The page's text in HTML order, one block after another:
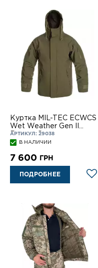
Куртка MIL-TEC ECWCS
Wet Weather Gen II
Ranger Green
АРТИКУЛ: 29038
В НАЛИЧИИ
7 600 ГРН
ПОДРОБНЕЕ